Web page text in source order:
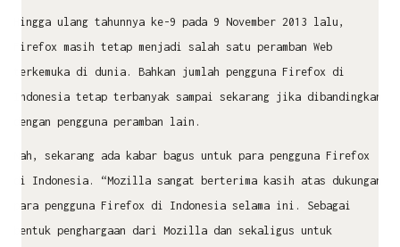
Hingga ulang tahunnya ke-9 pada 9 November 2013 lalu,
Firefox masih tetap menjadi salah satu peramban Web
terkemuka di dunia. Bahkan jumlah pengguna Firefox di
Indonesia tetap terbanyak sampai sekarang jika dibandingkan
dengan pengguna peramban lain.
Nah, sekarang ada kabar bagus untuk para pengguna Firefox
di Indonesia. “Mozilla sangat berterima kasih atas dukungan
para pengguna Firefox di Indonesia selama ini. Sebagai
bentuk penghargaan dari Mozilla dan sekaligus untuk